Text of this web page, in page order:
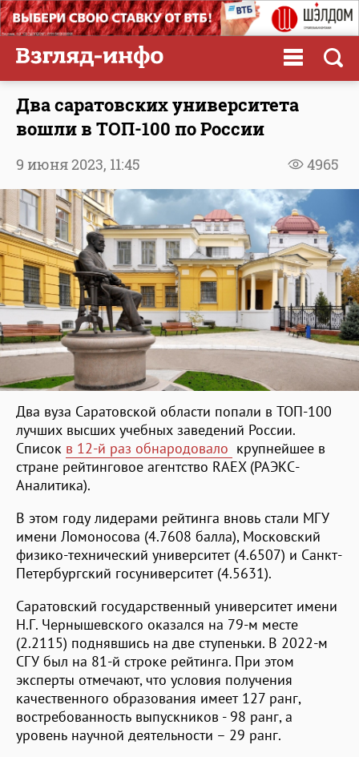
Два саратовских университета
вошли в ТОП-100 по России
4965
9 июня 2023, 11:45
Два вуза Саратовской области попали в ТОП-100
лучших высших учебных заведений России.
Список в 12-й раз обнародовало крупнейшее в
стране рейтинговое агентство RAEX (РАЭКС-
Аналитика).
В этом году лидерами рейтинга вновь стали МГУ
имени Ломоносова (4.7608 балла), Московский
физико-технический университет (4.6507) и Санкт-
Петербургский госуниверситет (4.5631).
Саратовский государственный университет имени
Н.Г. Чернышевского оказался на 79-м месте
(2.2115) поднявшись на две ступеньки. В 2022-м
СГУ был на 81-й строке рейтинга. При этом
эксперты отмечают, что условия получения
качественного образования имеет 127 ранг,
востребованность выпускников - 98 ранг, а
уровень научной деятельности – 29 ранг.